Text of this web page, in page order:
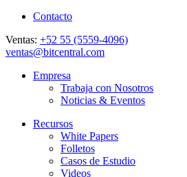
Contacto
Ventas: +52 55 (5559-4096)
ventas@bitcentral.com
Empresa
Trabaja con Nosotros
Noticias & Eventos
Recursos
White Papers
Folletos
Casos de Estudio
Videos